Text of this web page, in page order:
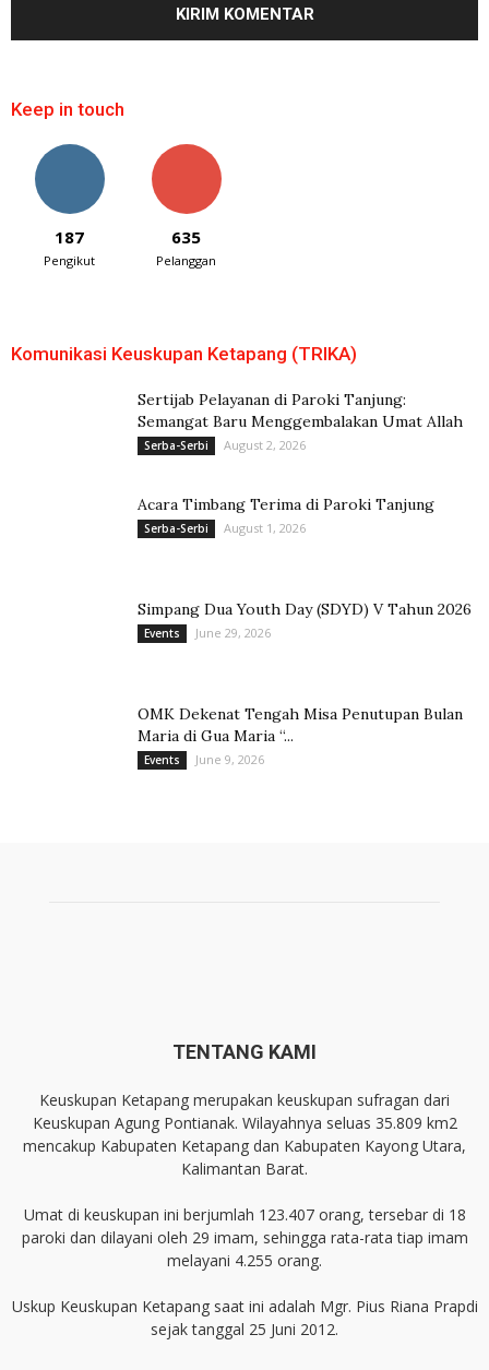
Keep in touch
187
Pengikut
635
Pelanggan
Komunikasi Keuskupan Ketapang (TRIKA)
Sertijab Pelayanan di Paroki Tanjung:
Semangat Baru Menggembalakan Umat Allah
Serba-Serbi August 2, 2026
Acara Timbang Terima di Paroki Tanjung
Serba-Serbi August 1, 2026
Simpang Dua Youth Day (SDYD) V Tahun 2026
Events June 29, 2026
OMK Dekenat Tengah Misa Penutupan Bulan
Maria di Gua Maria “...
Events June 9, 2026
TENTANG KAMI
Keuskupan Ketapang merupakan keuskupan sufragan dari
Keuskupan Agung Pontianak. Wilayahnya seluas 35.809 km2
mencakup Kabupaten Ketapang dan Kabupaten Kayong Utara,
Kalimantan Barat.
Umat di keuskupan ini berjumlah 123.407 orang, tersebar di 18
paroki dan dilayani oleh 29 imam, sehingga rata-rata tiap imam
melayani 4.255 orang.
Uskup Keuskupan Ketapang saat ini adalah Mgr. Pius Riana Prapdi
sejak tanggal 25 Juni 2012.